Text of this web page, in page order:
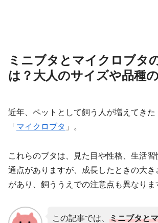
ミニブタとマイクロブタ
は？大人のサイズや品種
近年、ペットとして飼う人が増えてきた
「 マイクロブタ 」。
これらのブタは、見た目や性格、生活
通点がありますが、成長したときの大き
があり、飼ううえでの注意点も異なりま
この記事では、 ミニブタと